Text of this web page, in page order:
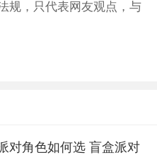
规，只代表网友观点，与
对角色如何选 盲盒派对